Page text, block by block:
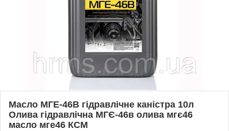
Масло МГЕ-46В гідравлічне каністра 10л
Олива гідравлічна МГЄ-46в олива мгє46
масло мге46 КСМ